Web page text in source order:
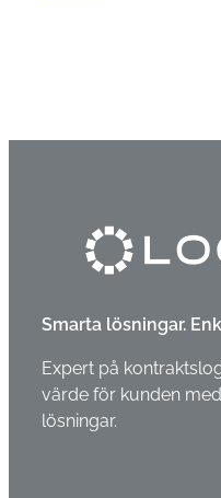
Smarta lösningar.
Expert på
värde för kunden
lösningar.